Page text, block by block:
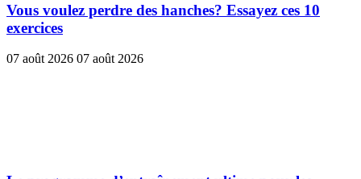
Vous voulez perdre des hanches? Essayez ces 10
exercices
07 août 2026 07 août 2026